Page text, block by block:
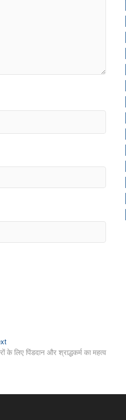
Next
post:
के लिए पिंडदान और श्राद्धकर्म का महत्व